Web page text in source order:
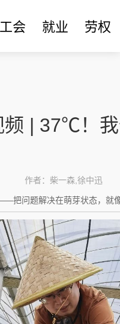
工会 就业 劳权
频 | 37℃！
作者：柴一森,徐中迅
把问题解决在萌芽状态，就